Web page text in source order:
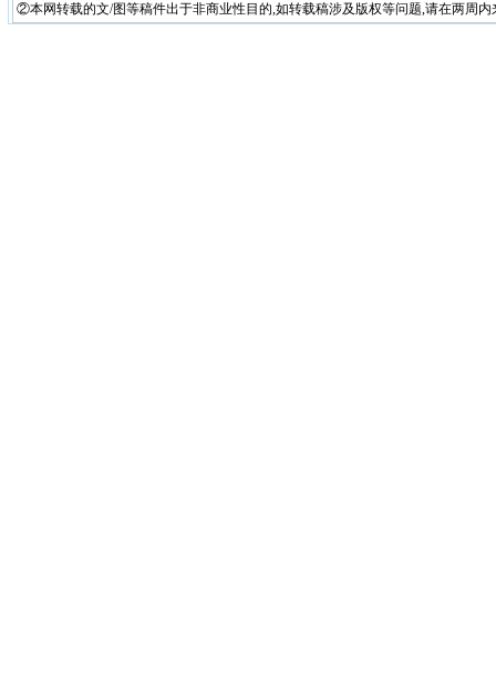
②本网转载的文/图等稿件出于非商业性目的,如转载稿涉及版权等问题,请在两周内